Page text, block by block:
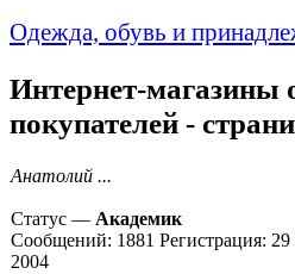
Одежда, обувь и
Интернет-магазины
покупателей -
Анатолий ...
Статус — Академик
Сообщений: 1881 Регистрация:
2004